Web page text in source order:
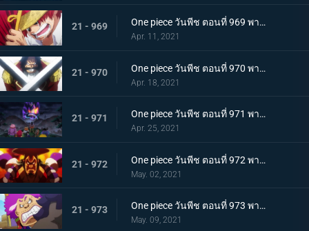
21 - 969 One piece วันพีช ตอนที่ 969 พากย์ไทย มุ่งสู่วะโนะคุนิ! โจรสลัดโรเจอร์สลายตัว!
Apr. 11, 2021
21 - 970 One piece วันพีช ตอนที่ 970 พากย์ไทย ข่าวร้าย เปิดยุคแห่งโจรสลัด
Apr. 18, 2021
21 - 971 One piece วันพีช ตอนที่ 971 พากย์ไทย บุก! โอเด้งและ 9 ปลอกดาบแดง
Apr. 25, 2021
21 - 972 One piece วันพีช ตอนที่ 972 พากย์ไทย ถึงเวลาตัดสิน! โอเด้งปะทะไคโด!
May. 02, 2021
21 - 973 One piece วันพีช ตอนที่ 973 พากย์ไทย ต้มจนตาย การต่อสู้ 1 ชั่วโมงของโอเด้ง
May. 09, 2021